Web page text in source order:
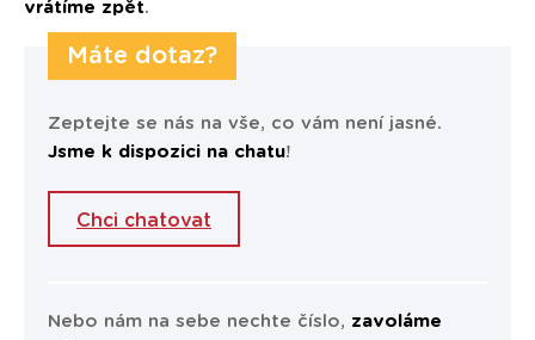
vrátíme zpět.
Máte dotaz?
Zeptejte se nás na vše, co vám není jasné.
Jsme k dispozici na chatu!
Chci chatovat
Nebo nám na sebe nechte číslo, zavoláme